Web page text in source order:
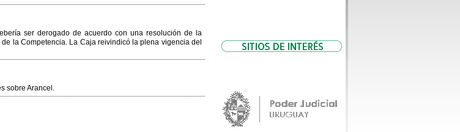
ser derogado de acuerdo con una resolución de la
la Competencia. La Caja reivindicó la plena vigencia del
sobre Arancel.